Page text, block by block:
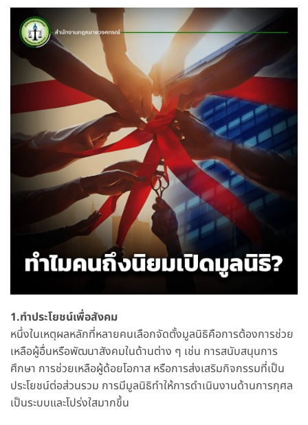
1.ทำประโยชน์เพื่อสังคม
หนึ่งในเหตุผลหลักที่หลายคนเลือกจัดตั้งมูลนิธิคือการต้องการช่วย
เหลือผู้อื่นหรือพัฒนาสังคมในด้านต่าง ๆ เช่น การสนับสนุนการ
ศึกษา การช่วยเหลือผู้ด้อยโอกาส หรือการส่งเสริมกิจกรรมที่เป็น
ประโยชน์ต่อส่วนรวม การมีมูลนิธิทำให้การดำเนินงานด้านการกุศล
เป็นระบบและโปร่งใสมากขึ้น